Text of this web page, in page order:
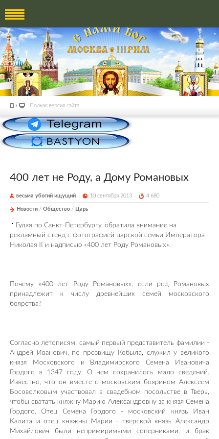
Полная версия сайта
400 лет не Роду, а Дому Романовых
весьма убогий ищущий 10 сентября 2013 4 680
Новости / Общество / Царь
Гуляя по Санкт-Петербургу, обратила внимание на
рекламный стенд с фотографией царской семьи Императора
Николая II и надписью «400 лет Роду Романовых».
Почему «400 лет Роду Романовых», если род Романовых
принадлежит к числу древнейших семей московского
боярства?
Согласно летописям, самый первый представитель фамилии -
Андрей Иванович, по прозвищу Кобыла, служил у великого
князя Московского и Владимирского Семена Ивановича
Гордого в 1347 году. О нем сохранилось мало сведений.
Известно, что он вместе с московским боярином Алексеем
Босоволковым участвовал в свадебном посольстве в Тверь,
чтобы сватать княжну Марию Александровну за князя Семена
Гордого. Отец Семена Гордого - московский князь Иван
Калита и отец княжны Марии - тверской князь Александр
Михайлович были непримиримыми соперниками, и брак